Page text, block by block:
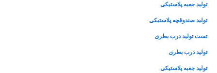
تولید جعبه پلاستیکی
تولید صندوقچه پلاستیکی
تست تولید درب بطری
تولید درب بطری
تولید جعبه پلاستیکی